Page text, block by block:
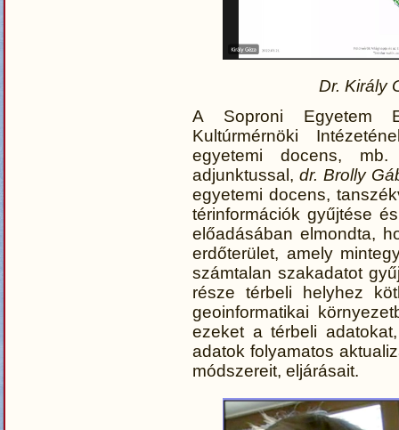
Dr. Király
A Soproni Egyetem
Kultúrmérnöki
egyetemi docens, mb.
adjunktussal, dr. Brolly
egyetemi docens,
térinformációk gyűjtése
előadásában elmondta,
erdőterület, amely
számtalan szakadatot
része térbeli helyhez
geoinformatikai
ezeket a térbeli
adatok folyamatos
módszereit, eljárásait.